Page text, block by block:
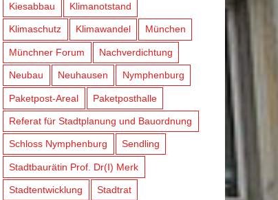
Kiesabbau Klimanotstand
Klimaschutz Klimawandel München
Münchner Forum Nachverdichtung
Neubau Neuhausen Nymphenburg
Paketpost-Areal Paketposthalle
Referat für Stadtplanung und Bauordnung
Schloss Nymphenburg Sendling
Stadtbaurätin Prof. Dr(I) Merk
Stadtentwicklung Stadtrat